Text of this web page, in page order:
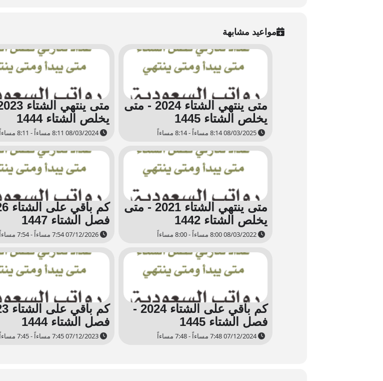
مواعيد مشابهة
متى ينتهي الشتاء 2024 - متى
يخلص الشتاء 1445
يخلص الشتاء 1444
08/03/2024 8:11 مساءاً - 8:11 مساءاً
متى ينتهي الشتاء 2021 - متى
يخلص الشتاء 1442
فصل الشتاء 1447
كم باقي على الشتاء 2024 -
فصل الشتاء 1445
07/12/2024 7:48 مساءاً - 7:48 مساءاً
فصل الشتاء 1444